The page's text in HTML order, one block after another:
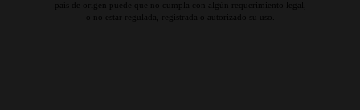
país de origen puede que no cumpla con algún requerimiento legal,
o no estar regulada, registrada o autorizado su uso.